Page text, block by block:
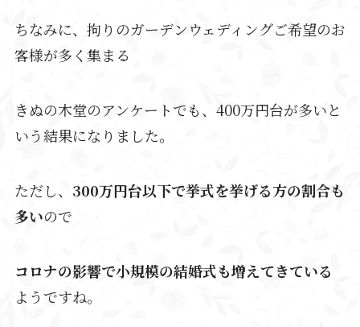
ちなみに、拘りのガーデンウェディングご希望のお
客様が多く集まる
きぬの木堂のアンケートでも、400万円台が多いと
いう結果になりました。
ただし、 300万円台以下で挙式を挙げる方の割合も
多いので
コロナの影響で小規模の結婚式も増えてきている
ようですね。